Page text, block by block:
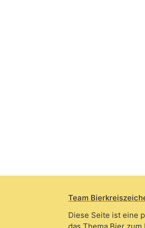
Team
Diese Seite ist eine